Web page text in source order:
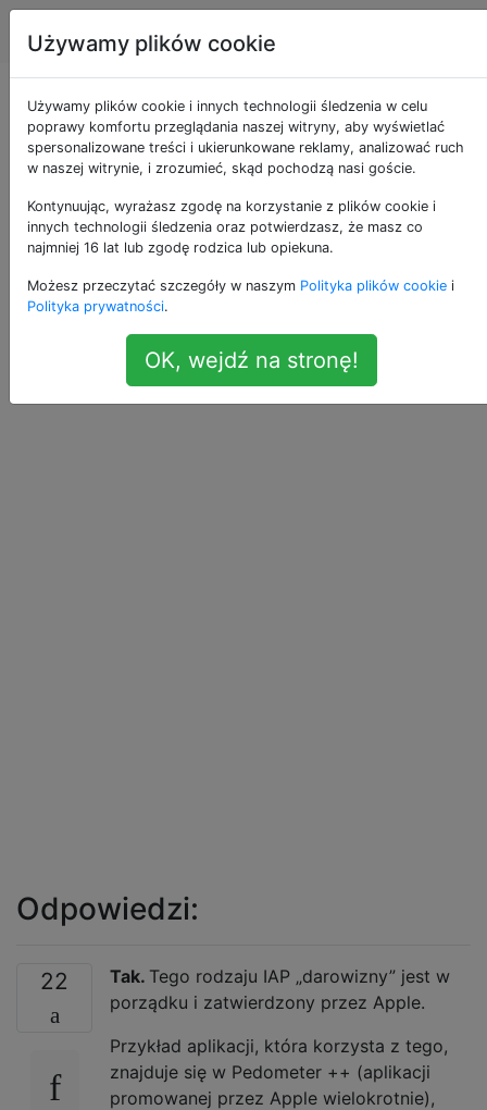
Apple Tagi
„Kup mi kawę” jako
zakup w aplikacji?
19
Czy Apple toleruje funkcję „kup mi kawę”
ios-appstore
—
Odpowiedzi:
22 Tak. Tego rodzaju IAP „darowizny” jest w
porządku i zatwierdzony przez Apple.
Przykład aplikacji, która korzysta z tego,
znajduje się w Pedometer ++ (aplikacji
promowanej przez Apple wielokrotnie),
Używamy plików cookie
Używamy plików cookie i innych technologii śledzenia w celu
poprawy komfortu przeglądania naszej witryny, aby wyświetlać
spersonalizowane treści i ukierunkowane reklamy, analizować ruch
w naszej witrynie, i zrozumieć, skąd pochodzą nasi goście.
Kontynuując, wyrażasz zgodę na korzystanie z plików cookie i
innych technologii śledzenia oraz potwierdzasz, że masz co
najmniej 16 lat lub zgodę rodzica lub opiekuna.
Możesz przeczytać szczegóły w naszym Polityka plików cookie i
Polityka prywatności.
OK, wejdź na stronę!